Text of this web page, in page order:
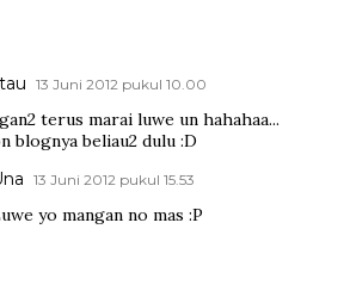
13 Juni 2012 pukul 10.00
terus marai luwe un hahahaa...
blognya beliau2 dulu :D
13 Juni 2012 pukul 15.53
yo mangan no mas :P